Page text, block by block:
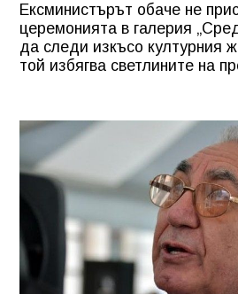
Ексминистърът обаче не
церемонията в галерия
да следи изкъсо културния
той избягва светлините на